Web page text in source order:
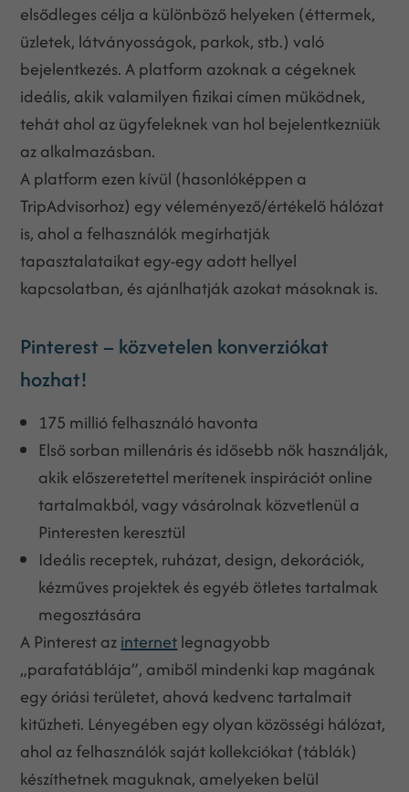
elsődleges célja a különböző helyeken (éttermek,
üzletek, látványosságok, parkok, stb.) való
bejelentkezés. A platform azoknak a cégeknek
ideális, akik valamilyen fizikai címen működnek,
tehát ahol az ügyfeleknek van hol bejelentkezniük
az alkalmazásban.
A platform ezen kívül (hasonlóképpen a
TripAdvisorhoz) egy véleményező/értékelő hálózat
is, ahol a felhasználók megírhatják
tapasztalataikat egy-egy adott hellyel
kapcsolatban, és ajánlhatják azokat másoknak is.
Pinterest – közvetelen konverziókat
hozhat!
175 millió felhasználó havonta
Első sorban millenáris és idősebb nők használják,
akik előszeretettel merítenek inspirációt online
tartalmakból, vagy vásárolnak közvetlenül a
Pinteresten keresztül
Ideális receptek, ruházat, design, dekorációk,
kézműves projektek és egyéb ötletes tartalmak
megosztására
A Pinterest azinternetlegnagyobb
„parafatáblája”, amiből mindenki kap magának
egy óriási területet, ahová kedvenc tartalmait
kitűzheti. Lényegében egy olyan közösségi hálózat,
ahol az felhasználók saját kollekciókat (táblák)
készíthetnek maguknak, amelyeken belül